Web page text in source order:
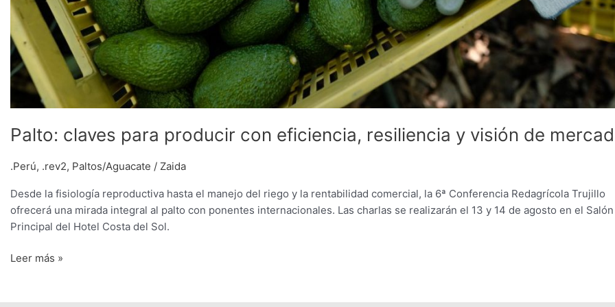
Palto: claves para producir con eficiencia, resiliencia y visión de
.Perú, .rev2, Paltos/Aguacate / Zaida
Desde la fisiología reproductiva hasta el manejo del riego y la rentabilidad comercial, la 6ª Conferencia Redagrícola Trujillo
ofrecerá una mirada integral al palto con ponentes internacionales. Las charlas se realizarán el 13 y 14 de agosto en el Salón
Principal del Hotel Costa del Sol.
Leer más »